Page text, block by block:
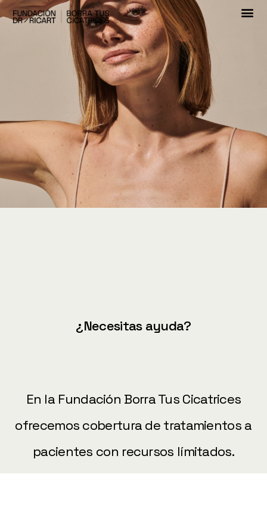
¿Necesitas ayuda?
En la Fundación Borra Tus Cicatrices
ofrecemos cobertura de tratamientos a
pacientes con recursos límitados.